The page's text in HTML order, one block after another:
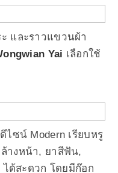
และราวแขวนผ้า
Yai เลือกใช้
ไซน์ Modern เรียบหรู
างหน้า, ยาสีฟัน,
ด้สะดวก โดยมีก๊อก